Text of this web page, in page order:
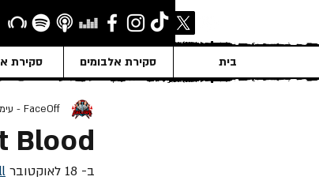
בית סקירת אלבומים סקירת
Blood
FaceOff - עימות חזיתי
ב- 18 לאוקטובר